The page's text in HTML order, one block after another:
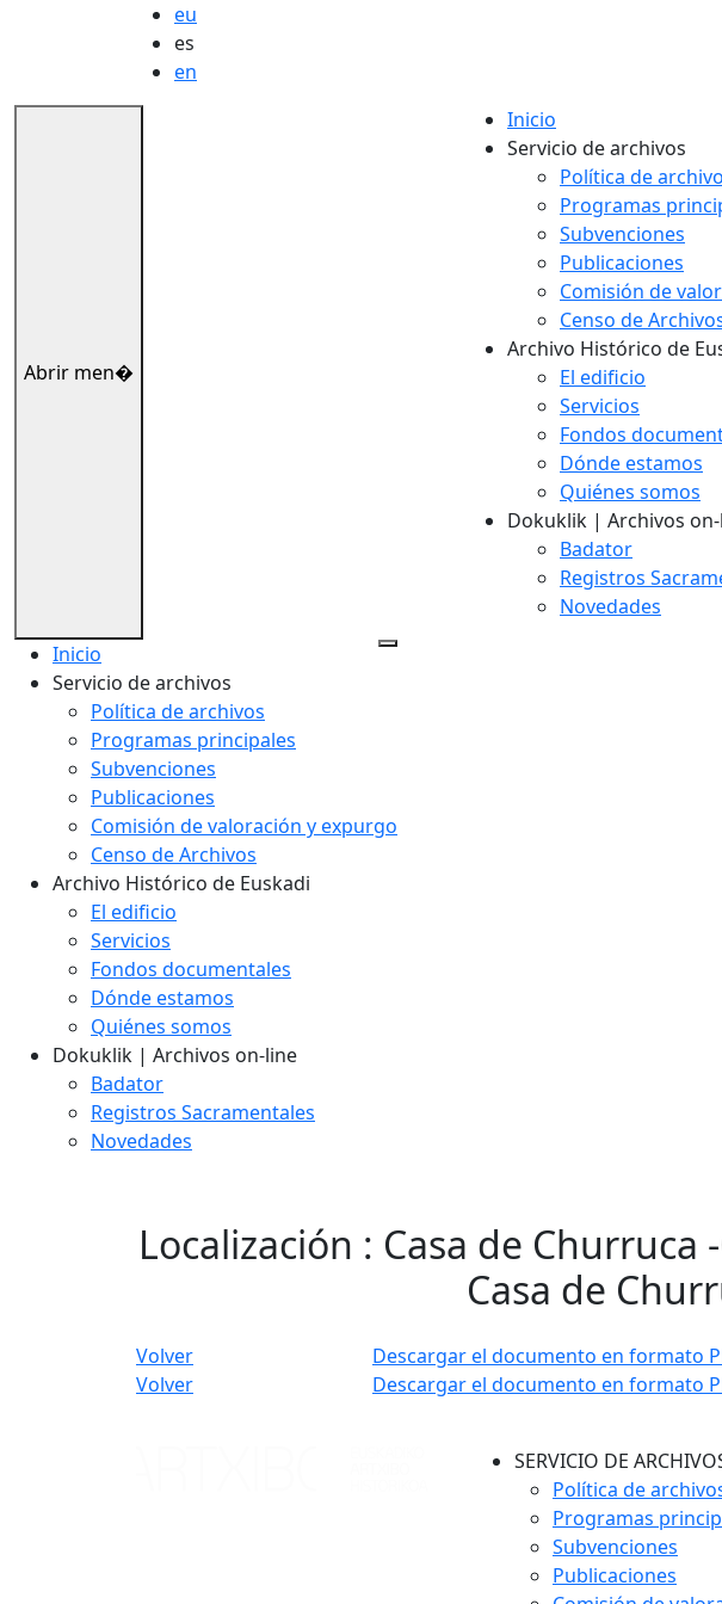
eu
es
en
Abrir men�
Inicio
Servicio de archivos
Política de
Programas
Subvenciones
Publicaciones
Comisión de
Censo de
Archivo Histórico de
El edificio
Servicios
Fondos
Dónde estamos
Quiénes somos
Dokuklik | Archivos
Badator
Registros
Novedades
Inicio
Servicio de archivos
Política de archivos
Programas principales
Subvenciones
Publicaciones
Comisión de valoración y expurgo
Censo de Archivos
Archivo Histórico de Euskadi
El edificio
Servicios
Fondos documentales
Dónde estamos
Quiénes somos
Dokuklik | Archivos on-line
Badator
Registros Sacramentales
Novedades
Localización : Casa de
Casa de
Volver
Descargar el documento en formato
Volver
Descargar el documento en formato
SERVICIO DE
Política de
Programas
Subvenciones
Publicaciones